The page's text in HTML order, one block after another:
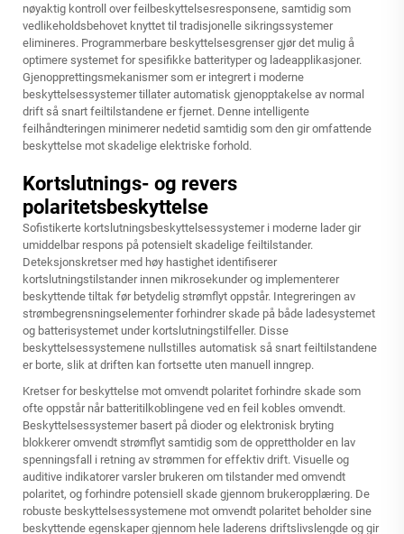
nøyaktig kontroll over feilbeskyttelsesresponsene, samtidig som
vedlikeholdsbehovet knyttet til tradisjonelle sikringssystemer
elimineres. Programmerbare beskyttelsesgrenser gjør det mulig å
optimere systemet for spesifikke batterityper og ladeapplikasjoner.
Gjenopprettingsmekanismer som er integrert i moderne
beskyttelsessystemer tillater automatisk gjenopptakelse av normal
drift så snart feiltilstandene er fjernet. Denne intelligente
feilhåndteringen minimerer nedetid samtidig som den gir omfattende
beskyttelse mot skadelige elektriske forhold.
Kortslutnings- og revers
polaritetsbeskyttelse
Sofistikerte kortslutningsbeskyttelsessystemer i moderne lader gir
umiddelbar respons på potensielt skadelige feiltilstander.
Deteksjonskretser med høy hastighet identifiserer
kortslutningstilstander innen mikrosekunder og implementerer
beskyttende tiltak før betydelig strømflyt oppstår. Integreringen av
strømbegrensningselementer forhindrer skade på både ladesystemet
og batterisystemet under kortslutningstilfeller. Disse
beskyttelsessystemene nullstilles automatisk så snart feiltilstandene
er borte, slik at driften kan fortsette uten manuell inngrep.
Kretser for beskyttelse mot omvendt polaritet forhindre skade som
ofte oppstår når batteritilkoblingene ved en feil kobles omvendt.
Beskyttelsessystemer basert på dioder og elektronisk bryting
blokkerer omvendt strømflyt samtidig som de opprettholder en lav
spenningsfall i retning av strømmen for effektiv drift. Visuelle og
auditive indikatorer varsler brukeren om tilstander med omvendt
polaritet, og forhindre potensiell skade gjennom brukeropplæring. De
robuste beskyttelsessystemene mot omvendt polaritet beholder sine
beskyttende egenskaper gjennom hele laderens driftslivslengde og gir